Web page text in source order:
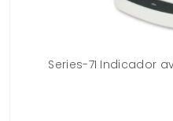
Series-7I Indicador